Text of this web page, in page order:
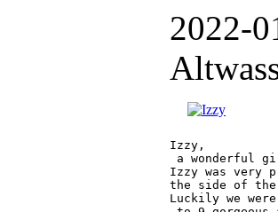
2022-
Izzy,
a wonderful
Izzy was very
the side of
Luckily we